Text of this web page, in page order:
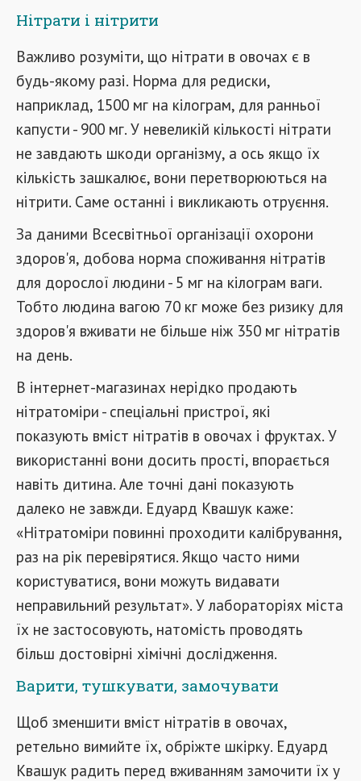
Нітрати і нітрити
Важливо розуміти, що нітрати в овочах є в
будь-якому разі. Норма для редиски,
наприклад, 1500 мг на кілограм, для ранньої
капусти - 900 мг. У невеликій кількості нітрати
не завдають шкоди організму, а ось якщо їх
кількість зашкалює, вони перетворюються на
нітрити. Саме останні і викликають отруєння.
За даними Всесвітньої організації охорони
здоров'я, добова норма споживання нітратів
для дорослої людини - 5 мг на кілограм ваги.
Тобто людина вагою 70 кг може без ризику для
здоров'я вживати не більше ніж 350 мг нітратів
на день.
В інтернет-магазинах нерідко продають
нітратоміри - спеціальні пристрої, які
показують вміст нітратів в овочах і фруктах. У
використанні вони досить прості, впорається
навіть дитина. Але точні дані показують
далеко не завжди. Едуард Квашук каже:
«Нітратоміри повинні проходити калібрування,
раз на рік перевірятися. Якщо часто ними
користуватися, вони можуть видавати
неправильний результат». У лабораторіях міста
їх не застосовують, натомість проводять
більш достовірні хімічні дослідження.
Варити, тушкувати, замочувати
Щоб зменшити вміст нітратів в овочах,
ретельно вимийте їх, обріжте шкірку. Едуард
Квашук радить перед вживанням замочити їх у